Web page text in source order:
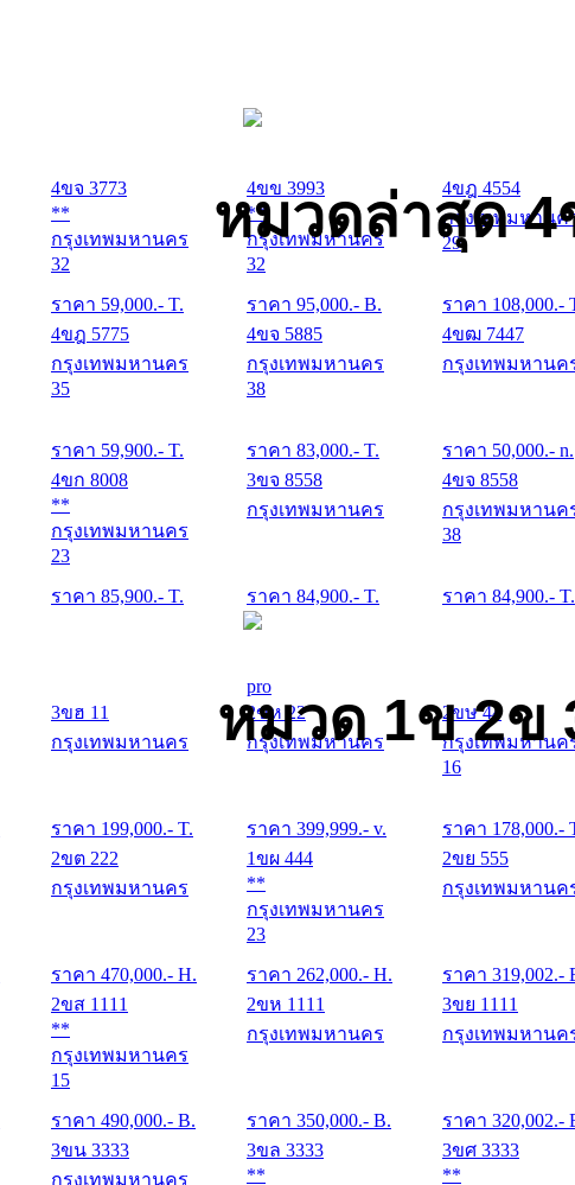
หมวดล่าสุด
4ขจ 3773
**
กรุงเทพมหานคร
32
ราคา 59,000.- T.
4ขข 3993
**
กรุงเทพมหานคร
32
ราคา 95,000.- B.
4ขฎ 4554
กรุงเทพมหานค
29
ราคา 108,000.-
4ขฎ 5775
กรุงเทพมหานคร
35
ราคา 59,900.- T.
4ขจ 5885
กรุงเทพมหานคร
38
ราคา 83,000.- T.
4ขฒ 7447
กรุงเทพมหานค
ราคา 50,000.- n.
4ขก 8008
**
กรุงเทพมหานคร
23
ราคา 85,900.- T.
3ขจ 8558
กรุงเทพมหานคร
ราคา 84,900.- T.
4ขจ 8558
กรุงเทพมหานค
38
ราคา 84,900.- T.
หมวด 1ข 2ข
3ขฮ 11
กรุงเทพมหานคร
ราคา 199,000.- T.
pro
2ขห 22
กรุงเทพมหานคร
ราคา 399,999.- v.
2ขษ 44
กรุงเทพมหานค
16
ราคา 178,000.-
2ขต 222
กรุงเทพมหานคร
ราคา 470,000.- H.
1ขผ 444
**
กรุงเทพมหานคร
23
ราคา 262,000.- H.
2ขย 555
กรุงเทพมหานค
ราคา 319,002.-
2ขส 1111
**
กรุงเทพมหานคร
15
ราคา 490,000.- B.
2ขห 1111
กรุงเทพมหานคร
ราคา 350,000.- B.
3ขย 1111
กรุงเทพมหานค
ราคา 320,002.-
3ขน 3333
กรุงเทพมหานคร
3ขล 3333
**
3ขศ 3333
**